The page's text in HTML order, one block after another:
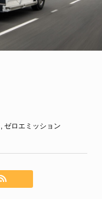
, ゼロエミッション